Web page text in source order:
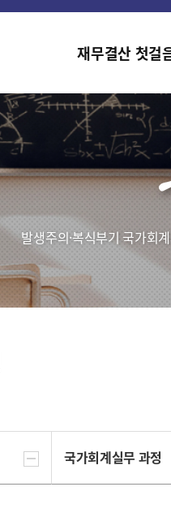
홈페
재무결산 첫걸
발생주의·복식부기 국가회
국가회계실무 과정